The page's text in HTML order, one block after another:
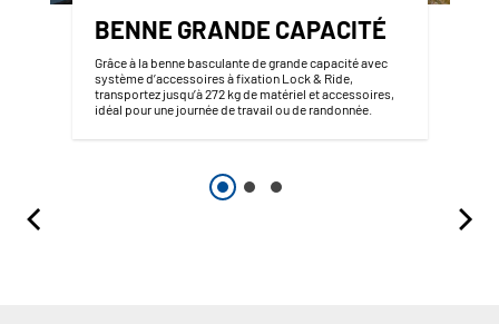
BENNE GRANDE CAPACITÉ
Grâce à la benne basculante de grande capacité avec
système d’accessoires à fixation Lock & Ride,
transportez jusqu’à 272 kg de matériel et accessoires,
idéal pour une journée de travail ou de randonnée.